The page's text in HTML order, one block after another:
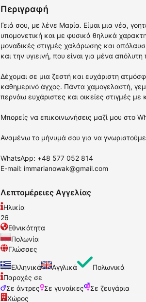
Περιγραφή
Γειά σου, με λένε Μαρία. Είμαι μια νέα,
υπομονετική και με φυσικά θηλυκά
μοναδικές στιγμές χαλάρωσης και
και την υγιεινή, που είναι για μένα
Δέχομαι σε μια ζεστή και ευχάριστη
καθημερινό άγχος. Πάντα χαμογελαστή,
περνάω ευχάριστες και οικείες στιγμές
Μπορείς να επικοινωνήσεις μαζί μου στο
Αναμένω το μήνυμά σου για να
WhatsApp: +48 577 052 814
E-mail: immarianowak@gmail.com
Λεπτομέρειες Αγγελίας
Ηλικία
26
Εθνικότητα
Πολωνία
Γλώσσες
Ελληνικά Αγγλικά
Πολωνικά
Παροχές σε
Σε άντρες
Σε γυναίκες
Σε ζευγάρια
Χώρος